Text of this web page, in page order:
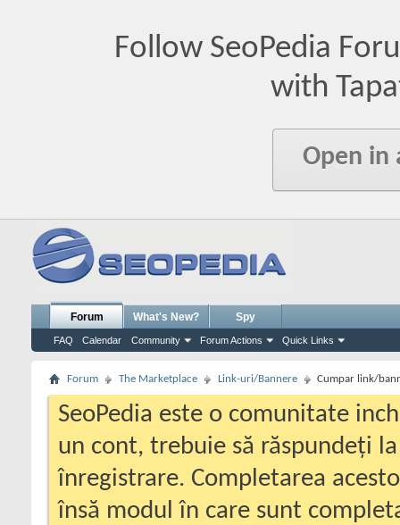
Follow SeoPedia
with
Open in
Forum
FAQ Calendar Community Forum Actions Quick Links
What's New? Spy
Forum The Marketplace Link-uri/Bannere Cumpar link/
SeoPedia este o comunitate
un cont, trebuie să răspundeți
înregistrare. Completarea
însă modul în care sunt